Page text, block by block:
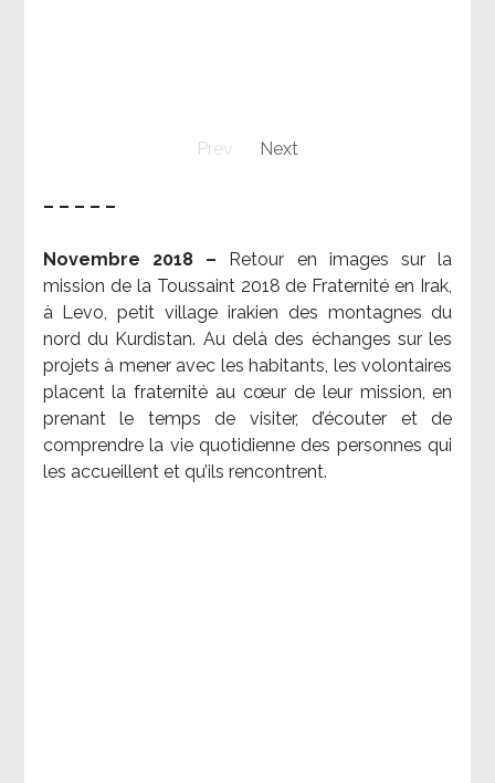
Prev Next
– – – – –
Novembre 2018 –
Retour en images sur la
mission de la Toussaint 2018 de Fraternité en Irak,
à Levo, petit village irakien des montagnes du
nord du Kurdistan. Au delà des échanges sur les
projets à mener avec les habitants, les volontaires
placent la fraternité au cœur de leur mission, en
prenant le temps de visiter, d’écouter et de
comprendre la vie quotidienne des personnes qui
les accueillent et qu’ils rencontrent.